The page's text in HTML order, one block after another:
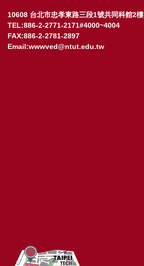
10608 台北市忠孝東路三段1號共同科館2樓
TEL:886-2-2771-2171#4000~4004
FAX:886-2-2781-2897
Email:wwwved@ntut.edu.tw